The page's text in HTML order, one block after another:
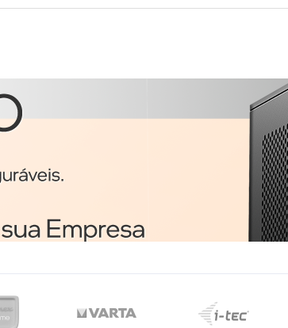
Ambidestro USB Type-A